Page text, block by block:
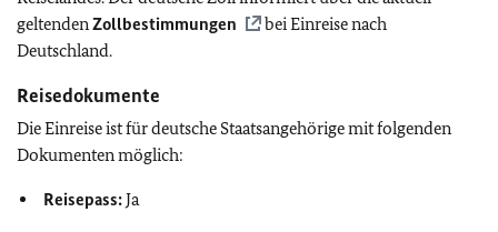
geltendenZollbestimmungen
bei Einreise nach
Deutschland.
Reisedokumente
Die Einreise ist für deutsche Staatsangehörige mit folgenden
Dokumenten möglich:
Reisepass:Ja